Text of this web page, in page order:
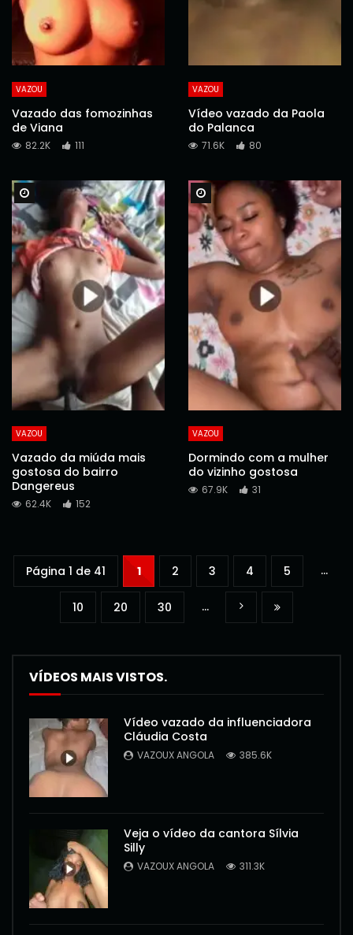
VAZOU
Vazado das fomozinhas
de Viana
82.2K 111
VAZOU
Vídeo vazado da Paola
do Palanca
71.6K 80
Watch Later
VAZOU
Vazado da miúda mais
gostosa do bairro
Dangereus
62.4K 152
Watch Later
VAZOU
Dormindo com a mulher
do vizinho gostosa
67.9K 31
Página 1 de 41 1 2 3 4 5 ...
10 20 30 ...
VÍDEOS MAIS VISTOS.
Vídeo vazado da influenciadora
Cláudia Costa
VAZOUX ANGOLA 385.6K
Veja o vídeo da cantora Sílvia
Silly
VAZOUX ANGOLA 311.3K